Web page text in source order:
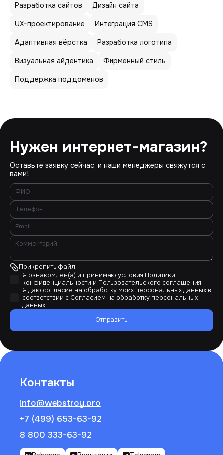
Разработка сайтов Дизайн сайта
UX-проектирование Интеграция CMS
Адаптивная вёрстка Разработка логотипа
Визуальная айдентика Фирменный стиль
Поддержка поддоменов
Нужен интернет-магазин?
Оставьте заявку сейчас, и наши менеджеры свяжутся с
вами!
Прикрепить файл
Я ознакомлен(а) и принимаю условия Политики
конфиденциальности и Пользовательского соглашения
Я даю согласие на обработку моих персональных данных в
соответствии с Согласием на обработку персональных
данных
Отправить
Контакты
info@webstroy.pro
+7 (499) 653-63-92
8 800 333-63-92